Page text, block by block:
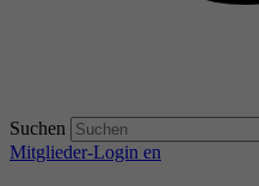
Suchen
Mitglieder-Login en